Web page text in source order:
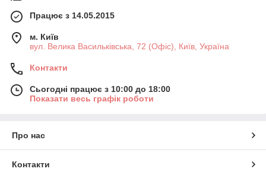
Працює з 14.05.2015
м. Київ
вул. Велика Васильківська, 72 (Офіс), Київ, Україна
Контакти
Сьогодні працює з 10:00 до 18:00
Показати весь графік роботи
Про нас
Контакти